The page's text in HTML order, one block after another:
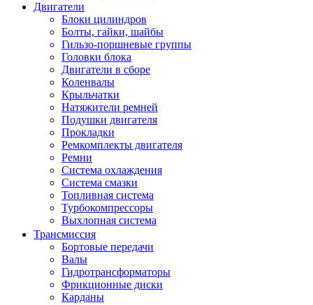
Двигатели
Блоки цилиндров
Болты, гайки, шайбы
Гильзо-поршневые группы
Головки блока
Двигатели в сборе
Коленвалы
Крыльчатки
Натяжители ремней
Подушки двигателя
Прокладки
Ремкомплекты двигателя
Ремни
Система охлаждения
Система смазки
Топливная система
Турбокомпрессоры
Выхлопная система
Трансмиссия
Бортовые передачи
Валы
Гидротрансформаторы
Фрикционные диски
Карданы